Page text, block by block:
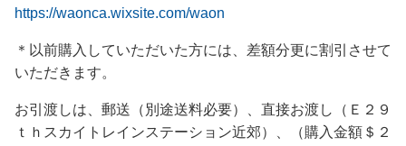
https://waonca.wixsite.com/waon
＊以前購入していただいた方には、差額分更に割引させて
いただきます。
お引渡しは、郵送（別途送料必要）、直接お渡し（Ｅ２９
ｔｈスカイトレインステーション近郊）、（購入金額＄２